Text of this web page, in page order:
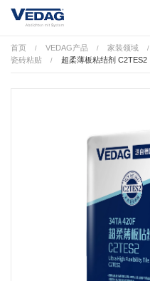
首页 / VEDAG产品 / 家装领域 /
瓷砖粘贴 / 超柔薄板粘结剂 C2TES2